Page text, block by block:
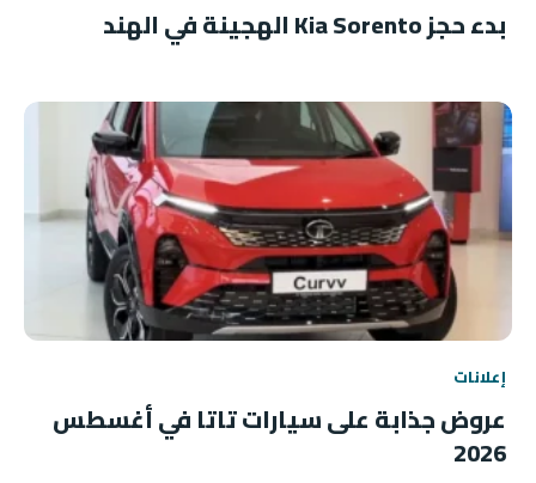
بدء حجز Kia Sorento الهجينة في الهند
إعلانات
عروض جذابة على سيارات تاتا في أغسطس
2026